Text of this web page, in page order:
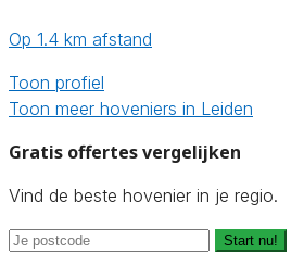
Op 1.4 km afstand
Toon profiel
Toon meer hoveniers in Leiden
Gratis offertes vergelijken
Vind de beste hovenier in je regio.
Start nu!